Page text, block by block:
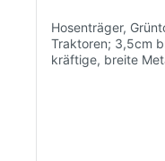
Hosenträger,
Traktoren; 3,5cm
kräftige, breite